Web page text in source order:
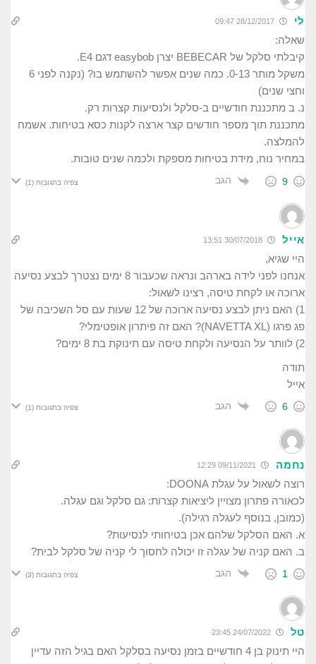
לי 28/12/2017 09:47
שאלה:
קיבלתי סלקל של BEBECAR יצרן easybob דגם E4.
משקל מותר 0-13. כמה שנים אפשר להשתמש בו? (נקנה לפני 6
וחצי שנים)
נ. ב מתכננת חודשיים ב-סלקל ולנסיעות קצרות רק.
מתכננת תוך מספר חודשים קצר ארצה לקנות כסא בטיחות. אשמח
להמלצה.
במחיר נוח, מידת בטיחות מספקת ולכמה שנים טובות.
9 הגב צפיה בתגובות (1)
אייל
היי שגיא,
אנחנו לפני לידה בארהב ונראה שכעבור 8 ימים נצטרך לבצע נסיעה
ארוכה או לקחת טיסה, רצינו לשאול:
1) האם ניתן לבצע נסיעה ארוכה של 12 שעות עם סל השכיבה של
פג פרגו (NAVETTA XL)? האם זה פיתרון אופטימלי?
2) לוותר על הנסיעה ולקחת טיסה עם תינוקת בת 8 ימים?
תודה
אייל
6 הגב צפיה בתגובות (1)
נחמה
רוצה לשאול על עגלת DOONA:
לכאורה פתרון מצויין ליציאות קצרות: גם סלקל וגם עגלה.
(כמובן, בנוסף לעגלה רגילה).
א. האם הסלקל שלהם אכן בטיחותי לנסיעות?
ב. האם קניה של עגלה זו יכולה לחסוך לי קניה של סלקל לבית?
1 הגב צפיה בתגובות (3)
טל 24/07/2022 23:45
היי תינוק בן 4 חודשיים בזמן נסיעה בסלקל האם בגיל הזה עדיין